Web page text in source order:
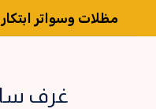
مظلات وسواتر ابتكار 0501822290
غرف